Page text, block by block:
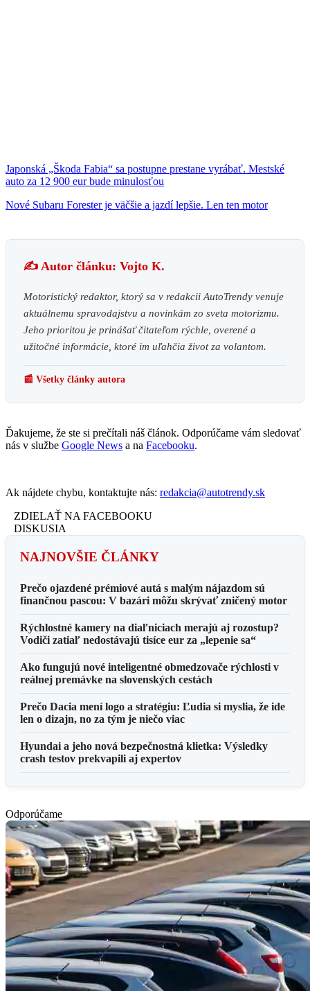
Japonská „Škoda Fabia“ sa postupne prestane vyrábať. Mestské
auto za 12 900 eur bude minulosťou
Nové Subaru Forester je väčšie a jazdí lepšie. Len ten motor
✍️ Autor článku: Vojto K.
Motoristický redaktor, ktorý sa v redakcii AutoTrendy venuje
aktuálnemu spravodajstvu a novinkám zo sveta motorizmu.
Jeho prioritou je prinášať čitateľom rýchle, overené a
užitočné informácie, ktoré im uľahčia život za volantom.
📰 Všetky články autora
Ďakujeme, že ste si prečítali náš článok. Odporúčame vám sledovať
nás v službe Google News a na Facebooku.
Ak nájdete chybu, kontaktujte nás: redakcia@autotrendy.sk
ZDIELAŤ NA FACEBOOKU
DISKUSIA
NAJNOVŠIE ČLÁNKY
Prečo ojazdené prémiové autá s malým nájazdom sú
finančnou pascou: V bazári môžu skrývať zničený motor
Rýchlostné kamery na diaľniciach merajú aj rozostup?
Vodiči zatiaľ nedostávajú tisíce eur za „lepenie sa“
Ako fungujú nové inteligentné obmedzovače rýchlosti v
reálnej premávke na slovenských cestách
Prečo Dacia mení logo a stratégiu: Ľudia si myslia, že ide
len o dizajn, no za tým je niečo viac
Hyundai a jeho nová bezpečnostná klietka: Výsledky
crash testov prekvapili aj expertov
Odporúčame